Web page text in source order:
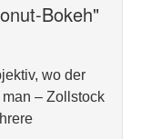
Bokeh"
wo der
– Zollstock